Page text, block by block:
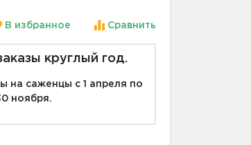
В избранное Сравнить
круглый год.
на саженцы с 1 апреля по
ноября.